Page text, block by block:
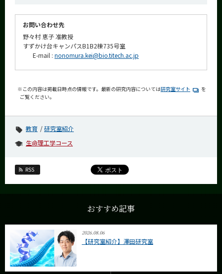
お問い合わせ先
野々村 恵子 准教授
すずかけ台キャンパスB1B2棟735号室
E-mail : nonomura.kei@bio.titech.ac.jp
※この内容は掲載日時点の情報です。最新の研究内容については研究室サイト
を
ご覧ください。
教育
研究室紹介
生命理工学コース
RSS
おすすめ記事
2026.08.06
【研究室紹介】澤田研究室